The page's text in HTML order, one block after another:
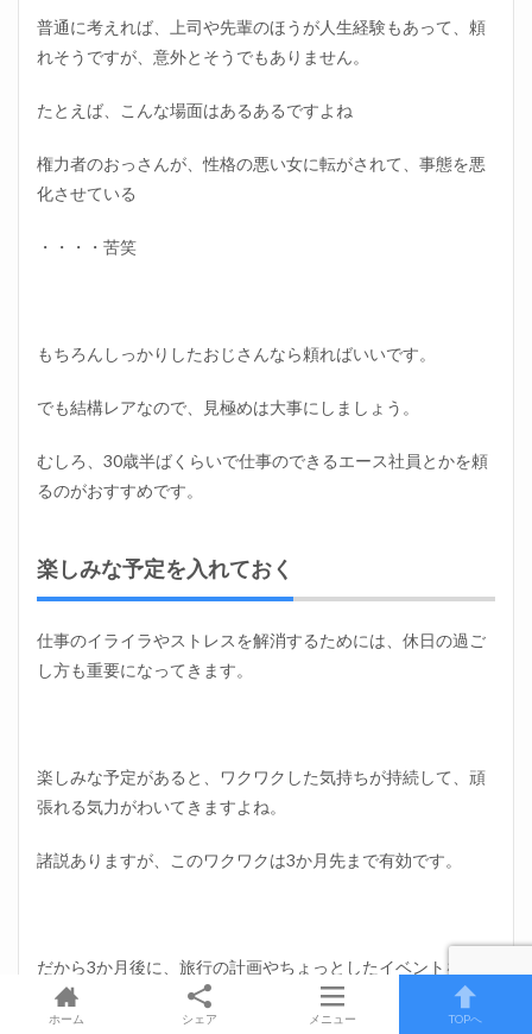
普通に考えれば、上司や先輩のほうが人生経験もあって、頼
れそうですが、意外とそうでもありません。
たとえば、こんな場面はあるあるですよね
権力者のおっさんが、性格の悪い女に転がされて、事態を悪
化させている
・・・・苦笑
もちろんしっかりしたおじさんなら頼ればいいです。
でも結構レアなので、見極めは大事にしましょう。
むしろ、30歳半ばくらいで仕事のできるエース社員とかを頼
るのがおすすめです。
楽しみな予定を入れておく
仕事のイライラやストレスを解消するためには、休日の過ご
し方も重要になってきます。
楽しみな予定があると、ワクワクした気持ちが持続して、頑
張れる気力がわいてきますよね。
諸説ありますが、このワクワクは3か月先まで有効です。
だから3か月後に、旅行の計画やちょっとしたイベントを入れ
るように意識してみてください。
ホーム シェア メニュー TOPへ